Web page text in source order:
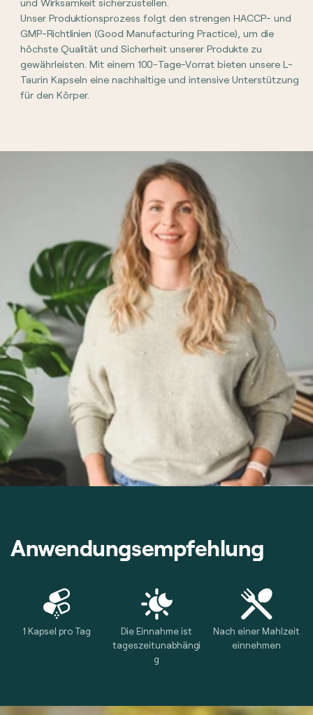
und Wirksamkeit sicherzustellen.
Unser Produktionsprozess folgt den strengen HACCP- und
GMP-Richtlinien (Good Manufacturing Practice), um die
höchste Qualität und Sicherheit unserer Produkte zu
gewährleisten. Mit einem 100-Tage-Vorrat bieten unsere L-
Taurin Kapseln eine nachhaltige und intensive Unterstützung
für den Körper.
Anwendungsempfehlung
1 Kapsel pro Tag
Die Einnahme ist
tageszeitunabhängi
g
Nach einer Mahlzeit
einnehmen